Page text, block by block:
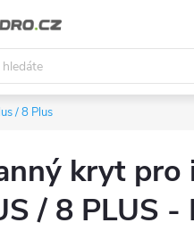
/ 8 Plus
kryt pro
/ 8 PLUS -